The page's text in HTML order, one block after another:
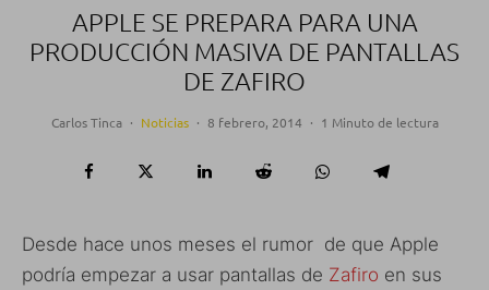
APPLE SE PREPARA PARA UNA
PRODUCCIÓN MASIVA DE PANTALLAS
DE ZAFIRO
Carlos Tinca · Noticias · 8 febrero, 2014 · 1 Minuto de lectura
Desde hace unos meses el rumor de que Apple
podría empezar a usar pantallas de Zafiro en sus